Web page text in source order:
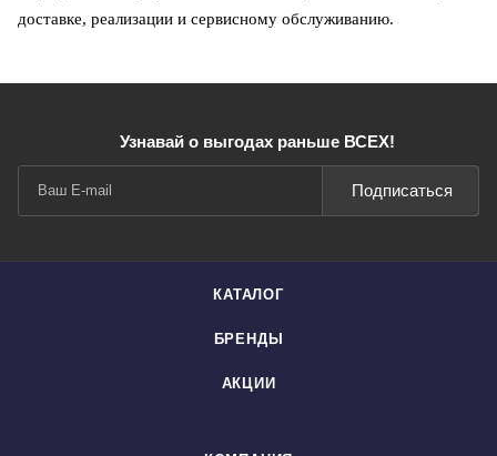
доставке, реализации и сервисному обслуживанию.
Узнавай о выгодах раньше ВСЕХ!
Подписаться
КАТАЛОГ
БРЕНДЫ
АКЦИИ